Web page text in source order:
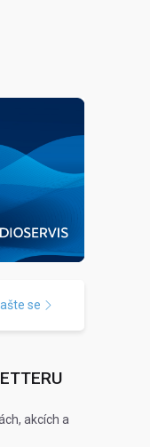
se
akcích a